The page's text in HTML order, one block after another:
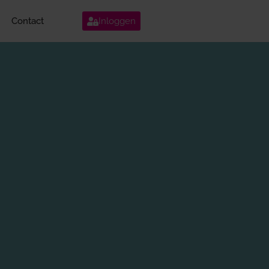
Contact Inloggen